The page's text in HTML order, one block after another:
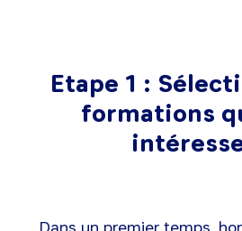
Etape 1 :
formations